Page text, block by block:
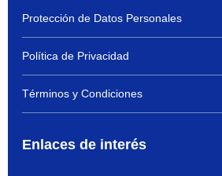
Protección de Datos Personales
Política de Privacidad
Términos y Condiciones
Enlaces de interés